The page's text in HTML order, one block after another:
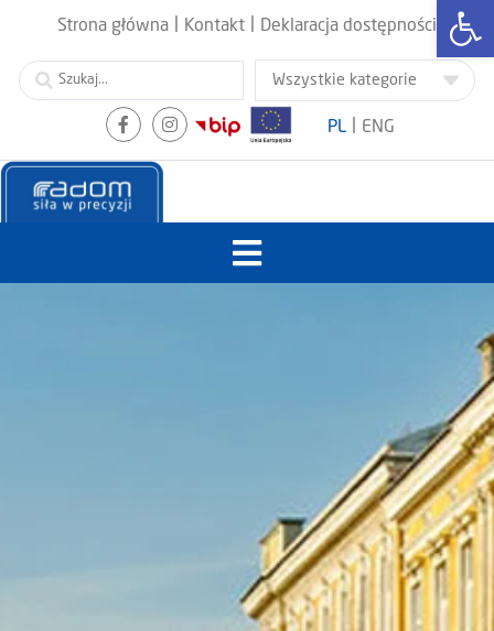
Strona główna Kontakt Deklaracja dostępności
PL ENG